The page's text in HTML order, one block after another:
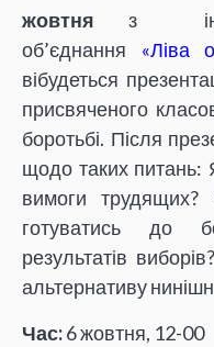
жовтня з
об’єднання «Ліва
вібудеться
присвяченого
боротьбі. Після
щодо таких питань:
вимоги
готуватись до
результатів
альтернативу
Час:6 жовтня, 12-00